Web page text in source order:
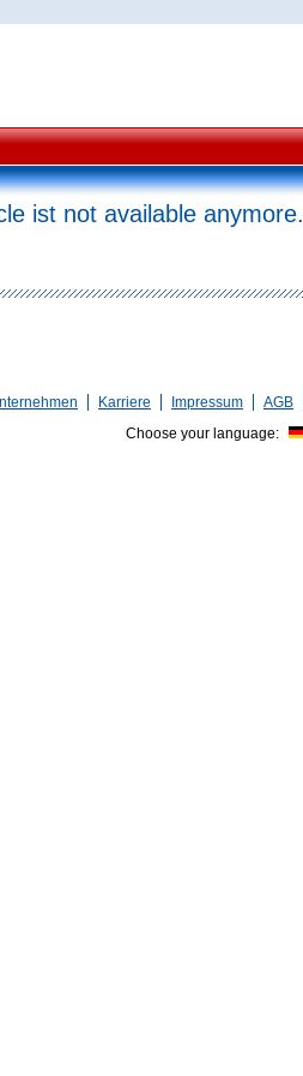
ist not available anymore.
Karriere Impressum AGB
Choose your language: